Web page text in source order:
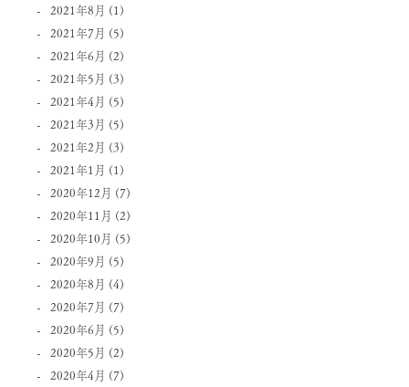
2021年8月 (1)
2021年7月 (5)
2021年6月 (2)
2021年5月 (3)
2021年4月 (5)
2021年3月 (5)
2021年2月 (3)
2021年1月 (1)
2020年12月 (7)
2020年11月 (2)
2020年10月 (5)
2020年9月 (5)
2020年8月 (4)
2020年7月 (7)
2020年6月 (5)
2020年5月 (2)
2020年4月 (7)